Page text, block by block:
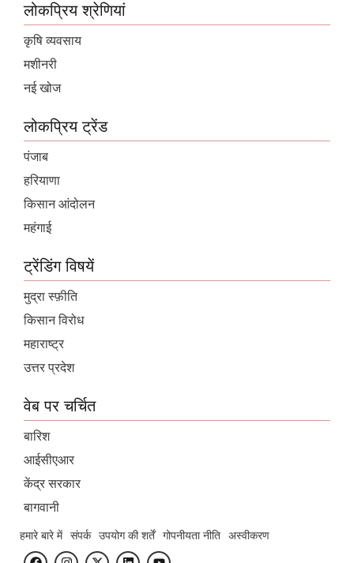
लोकप्रिय श्रेणियां
कृषि व्यवसाय
मशीनरी
नई खोज
लोकप्रिय ट्रेंड
पंजाब
हरियाणा
किसान आंदोलन
महंगाई
ट्रेंडिंग विषयें
मुद्रा स्फ़ीति
किसान विरोध
महाराष्ट्र
उत्तर प्रदेश
वेब पर चर्चित
बारिश
आईसीएआर
केंद्र सरकार
बागवानी
हमारे बारे में संपर्क उपयोग की शर्तें गोपनीयता नीति अस्वीकरण